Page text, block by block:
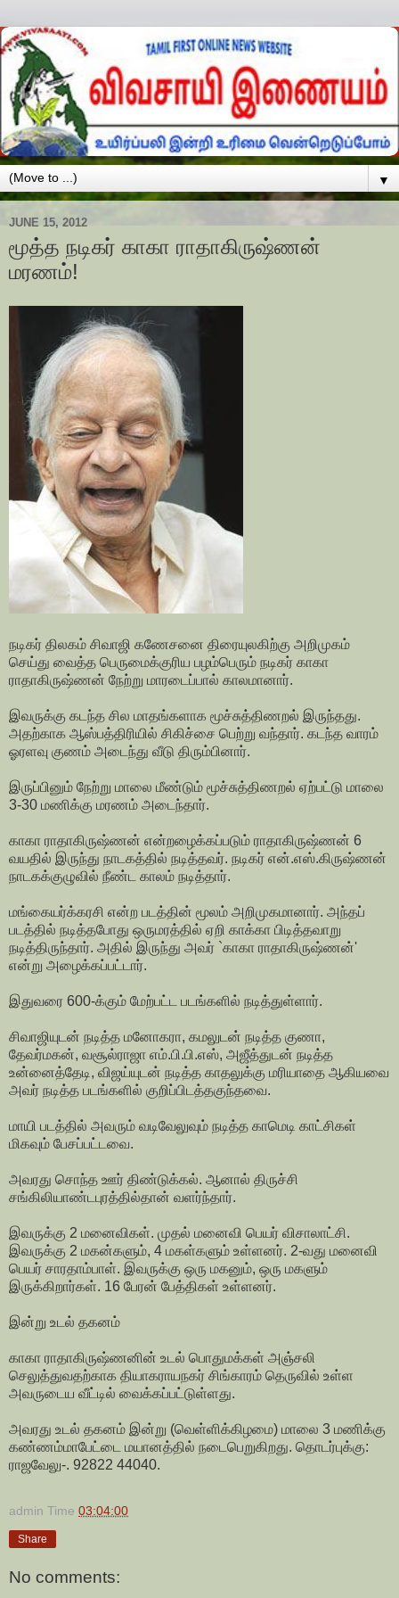
▼
JUNE 15, 2012
மூத்த நடிகர் காகா ராதாகிருஷ்ணன்
மரணம்!
நடிகர் திலகம் சிவாஜி கணேசனை திரையுலகிற்கு அறிமுகம்
செய்து வைத்த பெருமைக்குரிய பழம்பெரும் நடிகர் காகா
ராதாகிருஷ்ணன் நேற்று மாரடைப்பால் காலமானார்.
இவருக்கு கடந்த சில மாதங்களாக மூச்சுத்திணறல் இருந்தது.
அதற்காக ஆஸ்பத்திரியில் சிகிச்சை பெற்று வந்தார். கடந்த வாரம்
ஓரளவு குணம் அடைந்து வீடு திரும்பினார்.
இருப்பினும் நேற்று மாலை மீண்டும் மூச்சுத்திணறல் ஏற்பட்டு மாலை
3-30 மணிக்கு மரணம் அடைந்தார்.
காகா ராதாகிருஷ்ணன் என்றழைக்கப்படும் ராதாகிருஷ்ணன் 6
வயதில் இருந்து நாடகத்தில் நடித்தவர். நடிகர் என்.எஸ்.கிருஷ்ணன்
நாடகக்குழுவில் நீண்ட காலம் நடித்தார்.
மங்கையர்க்கரசி என்ற படத்தின் மூலம் அறிமுகமானார். அந்தப்
படத்தில் நடித்தபோது ஒருமரத்தில் ஏறி காக்கா பிடித்தவாறு
நடித்திருந்தார். அதில் இருந்து அவர் `காகா ராதாகிருஷ்ணன்'
என்று அழைக்கப்பட்டார்.
இதுவரை 600-க்கும் மேற்பட்ட படங்களில் நடித்துள்ளார்.
சிவாஜியுடன் நடித்த மனோகரா, கமலுடன் நடித்த குணா,
தேவர்மகன், வசூல்ராஜா எம்.பி.பி.எஸ், அஜீத்துடன் நடித்த
உன்னைத்தேடி, விஜய்யுடன் நடித்த காதலுக்கு மரியாதை ஆகியவை
அவர் நடித்த படங்களில் குறிப்பிடத்தகுந்தவை.
மாயி படத்தில் அவரும் வடிவேலுவும் நடித்த காமெடி காட்சிகள்
மிகவும் பேசப்பட்டவை.
அவரது சொந்த ஊர் திண்டுக்கல். ஆனால் திருச்சி
சங்கிலியாண்டபுரத்தில்தான் வளர்ந்தார்.
இவருக்கு 2 மனைவிகள். முதல் மனைவி பெயர் விசாலாட்சி.
இவருக்கு 2 மகன்களும், 4 மகள்களும் உள்ளனர். 2-வது மனைவி
பெயர் சாரதாம்பாள். இவருக்கு ஒரு மகனும், ஒரு மகளும்
இருக்கிறார்கள். 16 பேரன் பேத்திகள் உள்ளனர்.
இன்று உடல் தகனம்
காகா ராதாகிருஷ்ணனின் உடல் பொதுமக்கள் அஞ்சலி
செலுத்துவதற்காக தியாகராயநகர் சிங்காரம் தெருவில் உள்ள
அவருடைய வீட்டில் வைக்கப்பட்டுள்ளது.
அவரது உடல் தகனம் இன்று (வெள்ளிக்கிழமை) மாலை 3 மணிக்கு
கண்ணம்மாபேட்டை மயானத்தில் நடைபெறுகிறது. தொடர்புக்கு:
ராஜவேலு-. 92822 44040.
admin Time 03:04:00
Share
No comments: